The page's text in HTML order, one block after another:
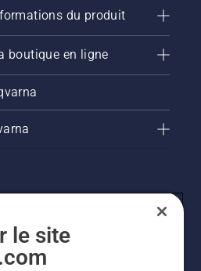
du produit
boutique en ligne
le site